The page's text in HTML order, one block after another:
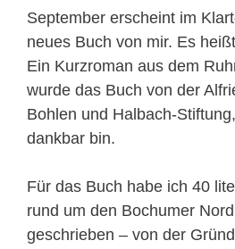
September erscheint im
neues Buch von mir. Es
Ein Kurzroman aus dem
wurde das Buch von der
Bohlen und Halbach-
dankbar bin.
Für das Buch habe ich 40
rund um den Bochumer
geschrieben – von der